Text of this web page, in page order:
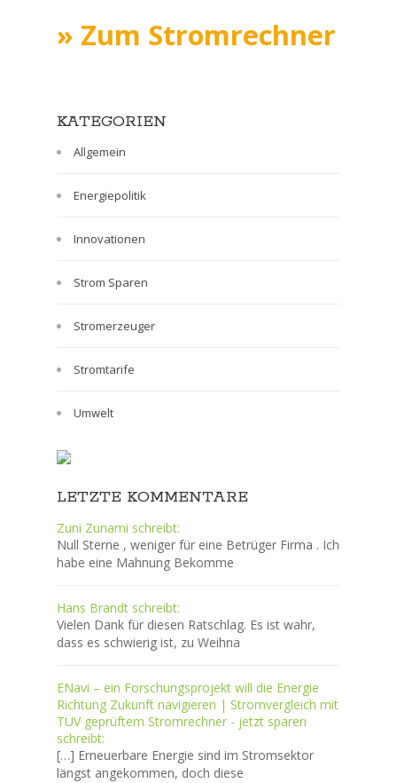
» Zum Stromrechner
KATEGORIEN
Allgemein
Energiepolitik
Innovationen
Strom Sparen
Stromerzeuger
Stromtarife
Umwelt
LETZTE KOMMENTARE
Zuni Zunami schreibt:
Null Sterne , weniger für eine Betrüger Firma . Ich
habe eine Mahnung Bekomme
Hans Brandt schreibt:
Vielen Dank für diesen Ratschlag. Es ist wahr,
dass es schwierig ist, zu Weihna
ENavi – ein Forschungsprojekt will die Energie
Richtung Zukunft navigieren | Stromvergleich mit
TÜV geprüftem Stromrechner - jetzt sparen
schreibt:
[…] Erneuerbare Energie sind im Stromsektor
längst angekommen, doch diese